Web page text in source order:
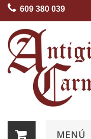
609 380 039
MENÚ